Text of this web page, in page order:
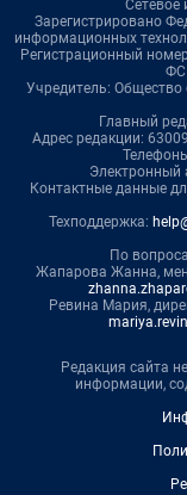
Сетевое
Зарегистрировано
информационных
Регистрационный
ФС
Учредитель:
Главный
Адрес редакции:
Электронный
Контактные данные
Техподдержка:
По
Жапарова Жанна,
Ревина Мария,
Редакция сайта
информации,